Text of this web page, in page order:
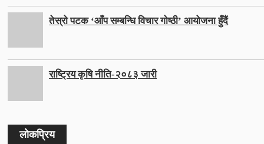
तेस्रो पटक ‘आँप सम्बन्धि विचार गोष्ठी’ आयोजना हुँदैं
राष्ट्रिय कृषि नीति-२०८३ जारी
लोकप्रिय